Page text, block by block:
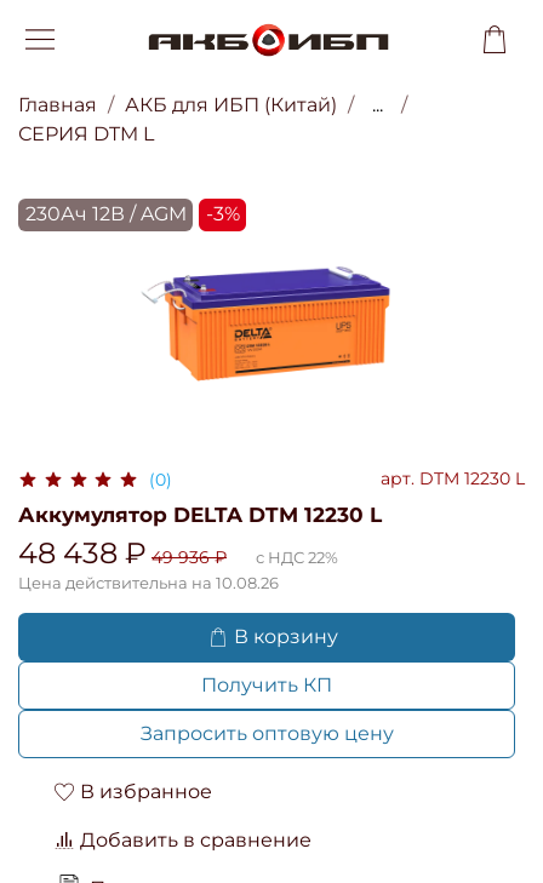
Главная АКБ для ИБП (Китай)
...
СЕРИЯ DTM L
230Ач 12В / AGM -3%
(0) арт. DTM 12230 L
Аккумулятор DELTA DTM 12230 L
48 438 ₽ 49 936 ₽
с НДС 22%
Цена действительна на 10.08.26
В корзину
Получить КП
Запросить оптовую цену
В избранное
Добавить в сравнение